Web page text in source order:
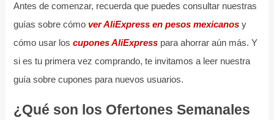
Antes de comenzar, recuerda que puedes consultar nuestras
guías sobre cómo ver AliExpress en pesos mexicanosy
cómo usar los cupones AliExpresspara ahorrar aún más. Y
si es tu primera vez comprando, te invitamos a leer nuestra
guía sobre cupones para nuevos usuarios.
¿Qué son los Ofertones Semanales